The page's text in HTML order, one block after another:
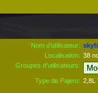
Nom d’utilisateur:
Localisation: 38
Groupes d’utilisateurs:
Type de Pajero: 2,8L